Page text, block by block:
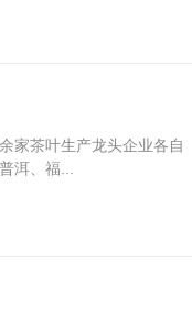
家茶叶生产龙头企业各自
洱、福...